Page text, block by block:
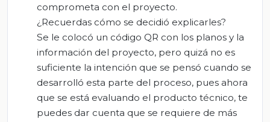
comprometa con el proyecto.
¿Recuerdas cómo se decidió explicarles?
Se le colocó un código QR con los planos y la
información del proyecto, pero quizá no es
suficiente la intención que se pensó cuando se
desarrolló esta parte del proceso, pues ahora
que se está evaluando el producto técnico, te
puedes dar cuenta que se requiere de más